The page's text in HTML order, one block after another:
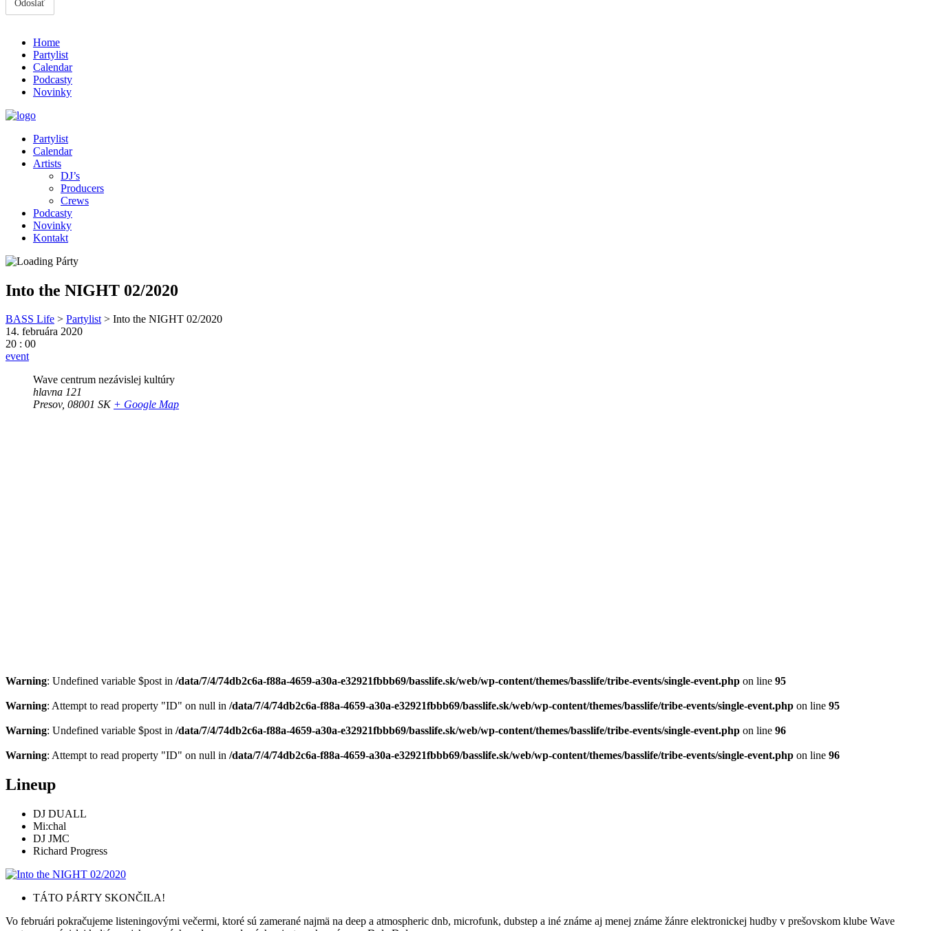
Home
Partylist
Calendar
Podcasty
Novinky
Partylist
Calendar
Artists
DJ’s
Producers
Crews
Podcasty
Novinky
Kontakt
Into the NIGHT 02/2020
BASS Life > Partylist> Into the NIGHT 02/2020
14. februára 2020
20 : 00
event
Wave centrum nezávislej kultúry
hlavna 121
Presov, 08001 SK + Google Map
Warning: Undefined variable $post in /data/7/4/74db2c6a-f88a-4659-a30a-e32921fbbb69/basslife.sk/web/wp-content/themes/basslife/tribe-events/single-event.php on line 95
Warning: Attempt to read property "ID" on null in /data/7/4/74db2c6a-f88a-4659-a30a-e32921fbbb69/basslife.sk/web/wp-content/themes/basslife/tribe-events/single-event.php on line 95
Warning: Undefined variable $post in /data/7/4/74db2c6a-f88a-4659-a30a-e32921fbbb69/basslife.sk/web/wp-content/themes/basslife/tribe-events/single-event.php on line 96
Warning: Attempt to read property "ID" on null in /data/7/4/74db2c6a-f88a-4659-a30a-e32921fbbb69/basslife.sk/web/wp-content/themes/basslife/tribe-events/single-event.php on line 96
Lineup
DJ DUALL
Mi:chal
DJ JMC
Richard Progress
TÁTO PÁRTY SKONČILA!
Vo februári pokračujeme listeningovými večermi, ktoré sú zamerané najmä na deep a atmospheric dnb, microfunk, dubstep a iné známe aj menej známe žánre elektronickej hudby v prešovskom klube Wave